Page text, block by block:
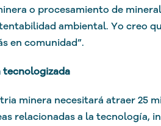
o procesamiento de
ambiental. Yo creo
en comunidad”.
tecnologizada
minera necesitará atraer 25
relacionadas a la tecnología,